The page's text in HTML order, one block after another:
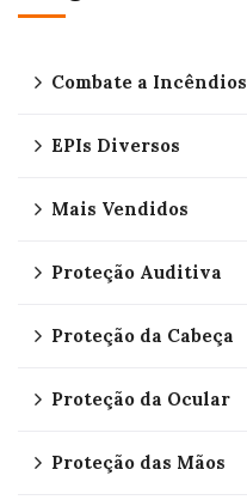
Combate a Incêndios
EPIs Diversos
Mais Vendidos
Proteção Auditiva
Proteção da Cabeça
Proteção da Ocular
Proteção das Mãos